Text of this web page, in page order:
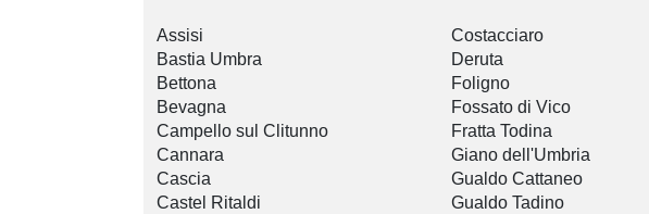
Assisi
Bastia Umbra
Bettona
Bevagna
Campello sul Clitunno
Cannara
Cascia
Castel Ritaldi
Costacciaro
Deruta
Foligno
Fossato di Vico
Fratta Todina
Giano dell'Umbria
Gualdo Cattaneo
Gualdo Tadino